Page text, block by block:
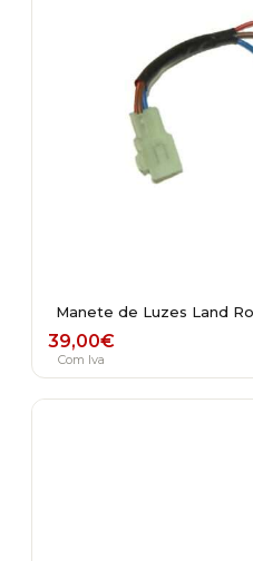
Manete de Luzes Land
39,00€
Com Iva